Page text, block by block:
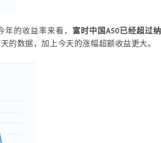
年的收益率来看， 富时中国A50已经超过纳
的数据，加上今天的涨幅超额收益更大。